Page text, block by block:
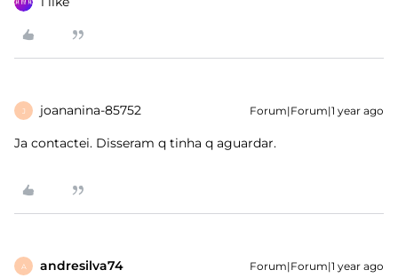
J joananina-85752 Forum|Forum|1 year ago
Ja contactei. Disseram q tinha q aguardar.
A andresilva74 Forum|Forum|1 year ago